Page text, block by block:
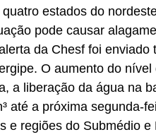
estados do
pode causar
da Chesf foi enviado
O aumento do
a liberação da água na
até a próxima segunda-
e regiões do Submédio